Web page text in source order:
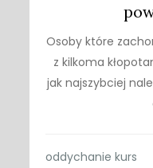
Osoby które
z kilkoma
jak najszybciej
oddychanie kurs